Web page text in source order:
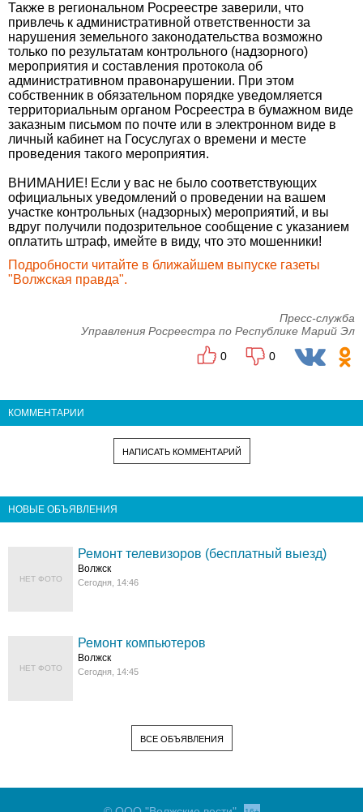
Также в региональном Росреестре заверили, что
привлечь к административной ответственности за
нарушения земельного законодательства возможно
только по результатам контрольного (надзорного)
мероприятия и составления протокола об
административном правонарушении. При этом
собственник в обязательном порядке уведомляется
территориальным органом Росреестра в бумажном виде
заказным письмом по почте или в электронном виде в
личный кабинет на Госуслугах о времени и месте
проведения такого мероприятия.
ВНИМАНИЕ! Если у вас не было соответствующих
официальных уведомлений о проведении на вашем
участке контрольных (надзорных) мероприятий, и вы
вдруг получили подозрительное сообщение с указанием
оплатить штраф, имейте в виду, что это мошенники!
Подробности читайте в ближайшем выпуске газеты
"Волжская правда".
Пресс-служба
Управления Росреестра по Республике Марий Эл
0
0
КОММЕНТАРИИ
НАПИСАТЬ КОММЕНТАРИЙ
НОВЫЕ ОБЪЯВЛЕНИЯ
НЕТ ФОТО
Ремонт телевизоров (бесплатный выезд)
Волжск
Сегодня, 14:46
НЕТ ФОТО
Ремонт компьютеров
Волжск
Сегодня, 14:45
ВСЕ ОБЪЯВЛЕНИЯ